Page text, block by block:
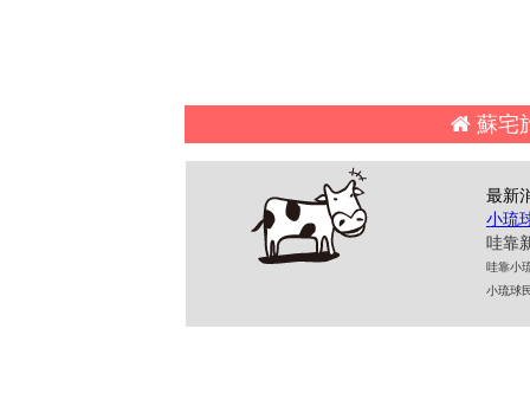
蘇
最新
小琉
哇靠
哇靠小
小琉球